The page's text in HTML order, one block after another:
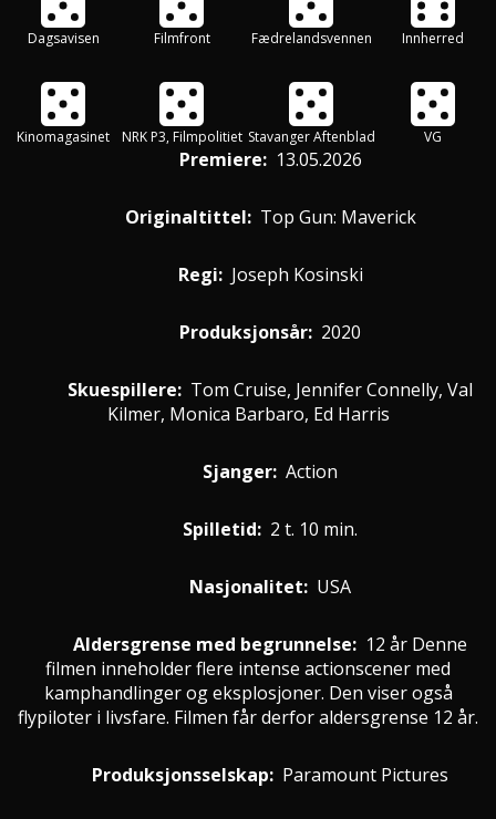
Dagsavisen Filmfront Fædrelandsvennen Innherred
Kinomagasinet NRK P3, Filmpolitiet Stavanger Aftenblad VG
Premiere: 13.05.2026
Originaltittel: Top Gun: Maverick
Regi: Joseph Kosinski
Produksjonsår: 2020
Skuespillere: Tom Cruise, Jennifer Connelly, Val
Kilmer, Monica Barbaro, Ed Harris
Sjanger: Action
Spilletid: 2 t. 10 min.
Nasjonalitet: USA
Aldersgrense med begrunnelse: 12 år Denne
filmen inneholder flere intense actionscener med
kamphandlinger og eksplosjoner. Den viser også
flypiloter i livsfare. Filmen får derfor aldersgrense 12 år.
Produksjonsselskap: Paramount Pictures